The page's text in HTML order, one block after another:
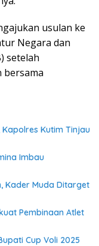
usulan ke
Negara dan
setelah
bersama
Kutim Tinjau
Imbau
Kader Muda Ditarget
Pembinaan Atlet
Cup Voli 2025